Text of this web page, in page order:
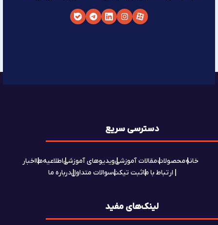
لینک‌های مفید
دسترسی سریع
خانهمحصولاتمقالات آموزشیویدیوهای آموزشیاطلاعیه‌هااخبار
ارتباط با ماثبت تیکتسوالات متداولدرباره ما